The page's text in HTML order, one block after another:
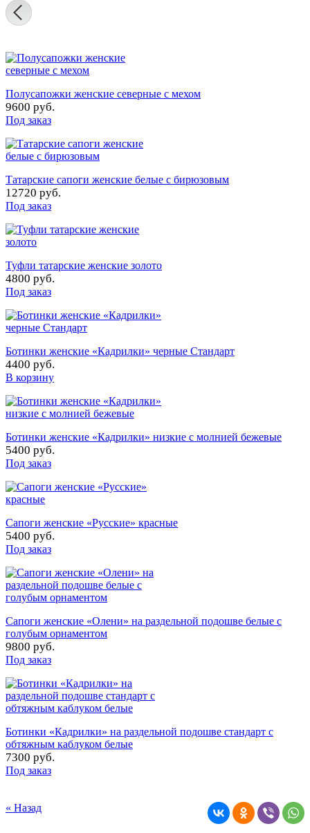
Полусапожки женские северные с мехом
9600 руб.
Под заказ
Татарские сапоги женские белые с бирюзовым
12720 руб.
Под заказ
Туфли татарские женские золото
4800 руб.
Под заказ
Ботинки женские «Кадрилки» черные Стандарт
4400 руб.
В корзину
Ботинки женские «Кадрилки» низкие с молнией бежевые
5400 руб.
Под заказ
Сапоги женские «Русские» красные
5400 руб.
Под заказ
Сапоги женские «Олени» на раздельной подошве белые с
голубым орнаментом
9800 руб.
Под заказ
Ботинки «Кадрилки» на раздельной подошве стандарт с
обтяжным каблуком белые
7300 руб.
Под заказ
« Назад